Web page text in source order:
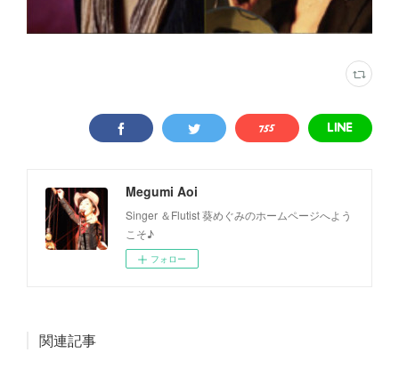
Megumi Aoi
Singer ＆Flutist 葵めぐみのホームページへよう
こそ♪
フォロー
関連記事